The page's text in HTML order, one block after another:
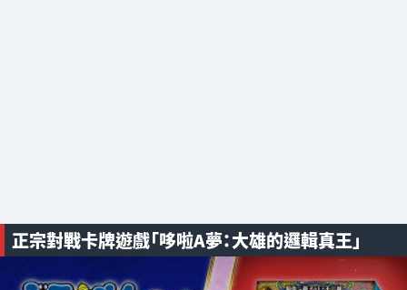
正宗對戰卡牌遊戲「哆啦A夢：大雄的邏輯真王」